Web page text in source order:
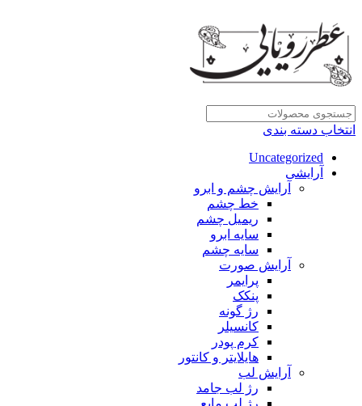
انتخاب دسته بندی
Uncategorized
آرایشی
آرایش چشم و ابرو
خط چشم
ریمیل چشم
سایه ابرو
سایه چشم
آرایش صورت
پرایمر
پنکک
رژ گونه
کانسیلر
کرم پودر
هایلایتر و کانتور
آرایش لب
رژ لب جامد